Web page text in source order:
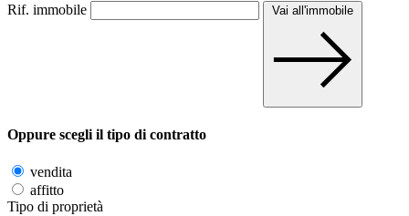
Rif. immobile Vai all'immobile
Oppure scegli il tipo di contratto
vendita
affitto
Tipo di proprietà